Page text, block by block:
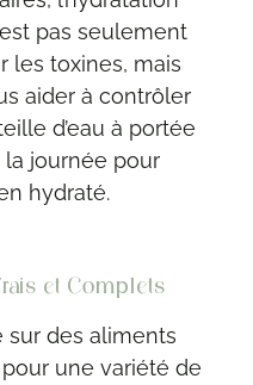
pas seulement
les toxines, mais
aider à contrôler
d’eau à portée
journée pour
hydraté.
et Complets
sur des aliments
une variété de